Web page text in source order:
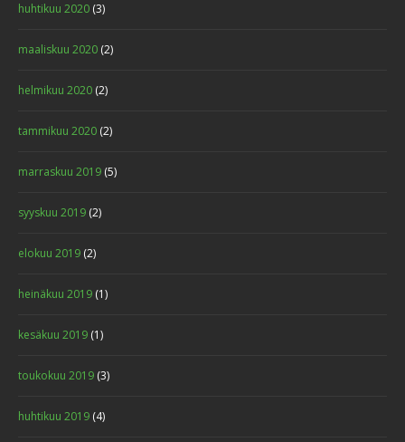
huhtikuu 2020 (3)
maaliskuu 2020 (2)
helmikuu 2020 (2)
tammikuu 2020 (2)
marraskuu 2019 (5)
syyskuu 2019 (2)
elokuu 2019 (2)
heinäkuu 2019 (1)
kesäkuu 2019 (1)
toukokuu 2019 (3)
huhtikuu 2019 (4)